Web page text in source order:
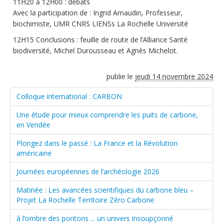
Avec la participation de : Ingrid Arnaudin, Professeur,
biochimiste, UMR CNRS LIENSs La Rochelle Université
12H15 Conclusions : feuille de route de l’Alliance Santé
biodiversité, Michel Durousseau et Agnès Michelot.
publie le jeudi 14 novembre 2024
Colloque international : CARBON
Une étude pour mieux comprendre les puits de carbone,
en Vendée
Plongez dans le passé : La France et la Révolution
américaine
Journées européennes de l’archéologie 2026
Matinée : Les avancées scientifiques du carbone bleu –
Projet La Rochelle Territoire Zéro Carbone
à l’ombre des pontons ... un univers insoupçonné